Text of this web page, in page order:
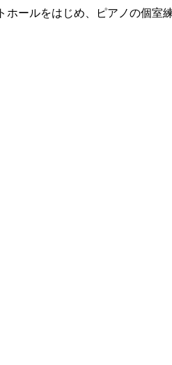
ホールをはじめ、ピアノの個室